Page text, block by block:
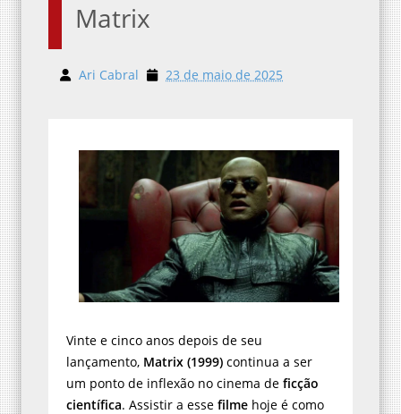
Matrix
Ari Cabral 23 de maio de 2025
Vinte e cinco anos depois de seu
lançamento, Matrix (1999) continua a ser
um ponto de inflexão no cinema de ficção
científica. Assistir a esse filme hoje é como